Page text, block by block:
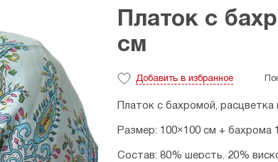
Платок с
см
Добавить в избранное
Платок с бахромой,
Размер: 100×100 см + бахрома
Состав: 80% шерсть, 20%